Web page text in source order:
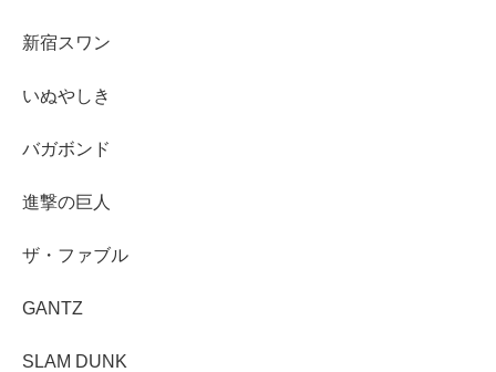
新宿スワン
いぬやしき
バガボンド
進撃の巨人
ザ・ファブル
GANTZ
SLAM DUNK